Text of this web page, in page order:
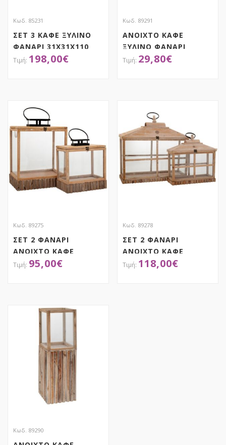
Κωδ. 85231
ΣΕΤ 3 ΚΑΦΕ ΞΥΛΙΝΟ
ΦΑΝΑΡΙ 31Χ31Χ110
24Χ24Χ70 17Χ17Χ42ΕΚ
198,00€
Κωδ. 89291
ΑΝΟΙΧΤΟ ΚΑΦΕ
ΞΥΛΙΝΟ ΦΑΝΑΡΙ
ΔΑΠΕΔΟΥ
29,80€
Κωδ. 89275
ΣΕΤ 2 ΦΑΝΑΡΙ
ΑΝΟΙΧΤΟ ΚΑΦΕ
ΞΥΛΙΝΟ ΜΕ ΜΑΥΡΟ
95,00€
Κωδ. 89278
ΣΕΤ 2 ΦΑΝΑΡΙ
ΑΝΟΙΧΤΟ ΚΑΦΕ
ΞΥΛΙΝΟ ΟΡΘΟΓΩΝΙΟ
118,00€
Κωδ. 89290